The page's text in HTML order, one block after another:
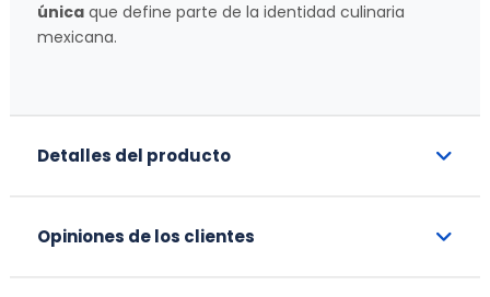
única que define parte de la identidad culinaria
mexicana.
Detalles del producto
Opiniones de los clientes